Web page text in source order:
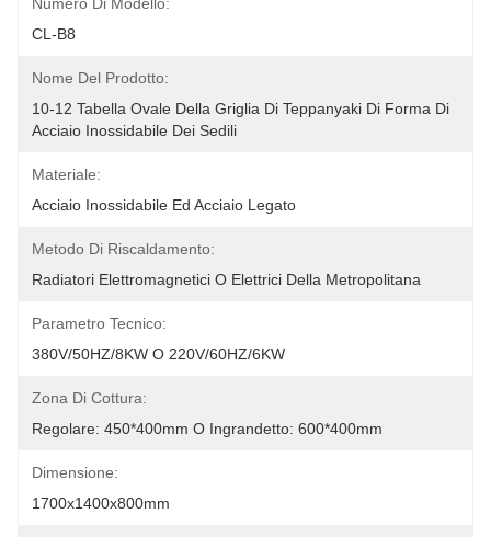
CL-B8
Nome Del Prodotto:
10-12 Tabella Ovale Della Griglia Di Teppanyaki Di Forma Di
Acciaio Inossidabile Dei Sedili
Materiale:
Acciaio Inossidabile Ed Acciaio Legato
Metodo Di Riscaldamento:
Radiatori Elettromagnetici O Elettrici Della Metropolitana
Parametro Tecnico:
380V/50HZ/8KW O 220V/60HZ/6KW
Zona Di Cottura:
Regolare: 450*400mm O Ingrandetto: 600*400mm
Dimensione:
1700x1400x800mm